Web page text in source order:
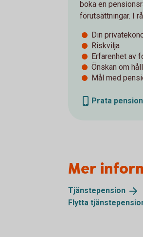
boka en
förutsättningar. I
Din
Riskvilja
Erfarenhet av
Önskan om
Mål med
Prata
Mer
Tjänstepension
Flytta